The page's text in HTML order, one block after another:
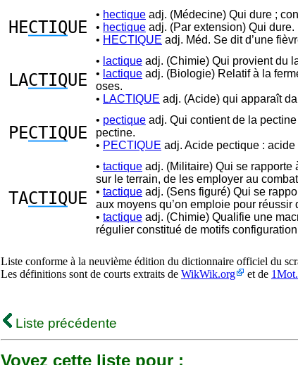
HECTIQUE
• hectique adj. (Médecine) Qui dure ;
• hectique adj. (Par extension) Qui dure.
• HECTIQUE adj. Méd. Se dit d’une
LACTIQUE
• lactique adj. (Chimie) Qui provient du
• lactique adj. (Biologie) Relatif à la
oses.
• LACTIQUE adj. (Acide) qui apparaît
PECTIQUE
• pectique adj. Qui contient de la
pectine.
• PECTIQUE adj. Acide pectique :
TACTIQUE
• tactique adj. (Militaire) Qui se rapporte
sur le terrain, de les employer au
• tactique adj. (Sens figuré) Qui se
aux moyens qu’on emploie pour
• tactique adj. (Chimie) Qualifie une
régulier constitué de motifs
Liste conforme à la neuvième édition du dictionnaire officiel du
Les définitions sont de courts extraits de WikWik.org et de
Liste précédente
Voyez cette liste pour :